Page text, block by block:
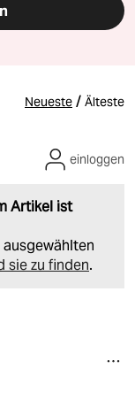
Neueste / Älteste
Artikel ist
sie zu finden.
einloggen